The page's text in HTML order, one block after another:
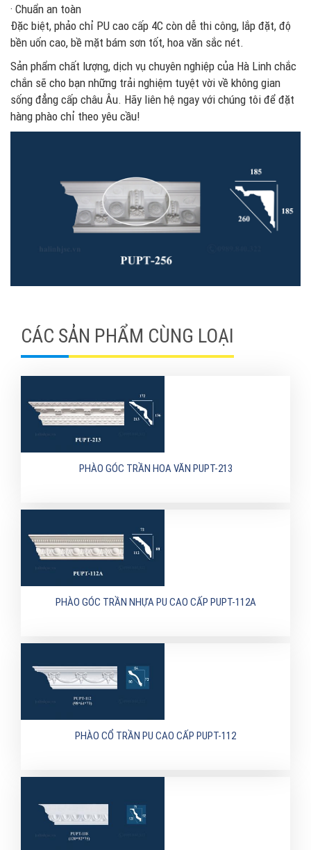
· Chuẩn an toàn
Đặc biệt, phảo chỉ PU cao cấp 4C còn dễ thi công, lắp đặt, độ
bền uốn cao, bề mặt bám sơn tốt, hoa văn sắc nét.
Sản phẩm chất lượng, dịch vụ chuyên nghiệp của Hà Linh chắc
chắn sẽ cho bạn những trải nghiệm tuyệt vời về không gian
sống đẳng cấp châu Âu. Hãy liên hệ ngay với chúng tôi để đặt
hàng phào chỉ theo yêu cầu!
CÁC SẢN PHẨM CÙNG LOẠI
PHÀO GÓC TRẦN HOA VĂN PUPT-213
PHÀO GÓC TRẦN NHỰA PU CAO CẤP PUPT-112A
PHÀO CỔ TRẦN PU CAO CẤP PUPT-112